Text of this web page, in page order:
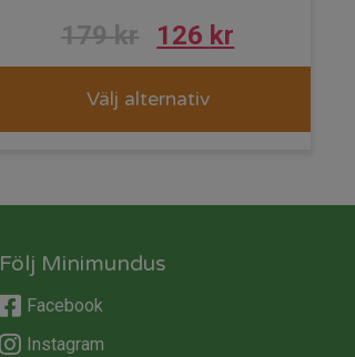
179kr 126 kr
Välj alternativ
Följ Minimundus
Facebook
Instagram